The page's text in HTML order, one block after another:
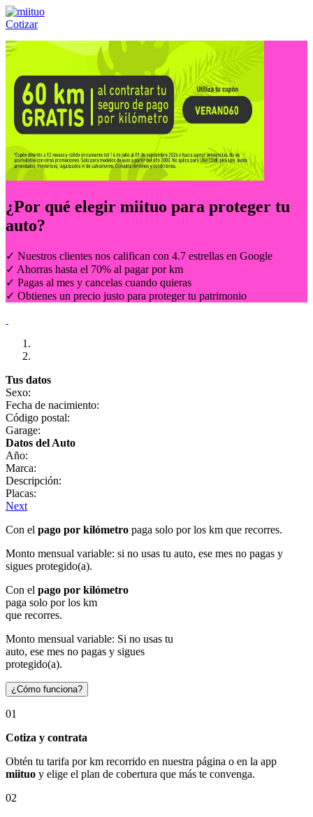
Cotizar
Llámanos al:(55) 84-21-05-00 ó
¿Por qué elegir miituo para proteger tu
auto?
✓ Nuestros clientes nos califican con 4.7 estrellas en Google
✓ Ahorras hasta el 70% al pagar por km
✓ Pagas al mes y cancelas cuando quieras
✓ Obtienes un precio justo para proteger tu patrimonio
Tus datos
Sexo:
Fecha de nacimiento:
Código postal:
Garage:
Datos del Auto
Año:
Marca:
Descripción:
Placas:
Next
Con el pago por kilómetro paga solo por los km que recorres.
Monto mensual variable: si no usas tu auto, ese mes no pagas y
sigues protegido(a).
Con el pago por kilómetro
paga solo por los km
que recorres.
Monto mensual variable: Si no usas tu
auto, ese mes no pagas y sigues
protegido(a).
¿Cómo funciona?
01
Cotiza y contrata
Obtén tu tarifa por km recorrido en nuestra página o en la app
miituo y elige el plan de cobertura que más te convenga.
02